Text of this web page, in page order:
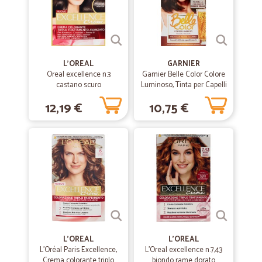
tempi indicati: magari tutti così.
26/10/2023
—Marilisa P.
Servizio eccellente
Servizio eccellente. Sito chiaro. Consegna rapida. Sicuramente lo
Truly Excellent!
Truly Excellent!
—Vincenzo D.
Ottimo assortimento
Ottimo assortimento, velocità ad evadere gli ordini.
L'OREAL
Oreal excellence n.3
castano scuro
12,19 €
GARNIER
Garnier Belle Color Colore
Luminoso, Tinta per Capelli
Bianchi 22 Castano
Naturale Nude
10,75 €
L'OREAL
L'Oréal Paris Excellence,
L'OREAL
L'Oreal excellence n.7,43